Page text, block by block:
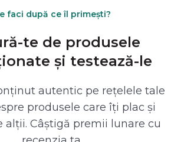
faci după ce îl primești?
te de produsele
și testează-le
autentic pe rețelele tale
produsele care îți plac și
alții. Câștigă premii lunare cu